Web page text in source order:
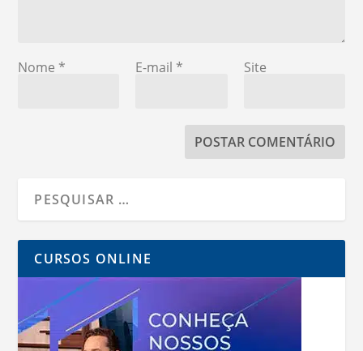
Nome * E-mail * Site
CURSOS ONLINE